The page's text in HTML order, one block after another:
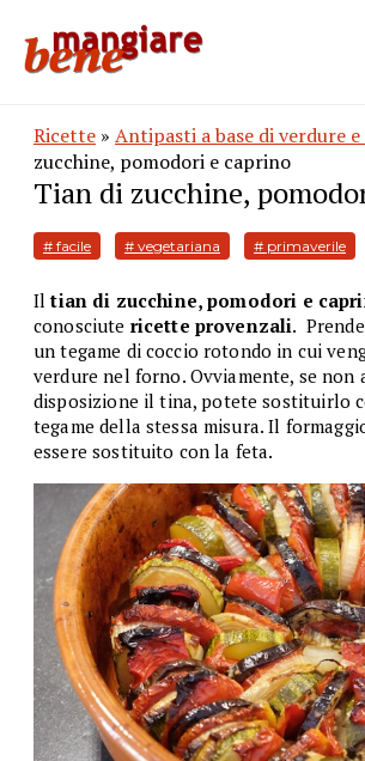
Ricette » Antipasti a base di verdure
zucchine, pomodori e caprino
Tian di zucchine,
# facile # vegetariana # primaverile
Iltian di zucchine, pomodori e
conosciute ricette provenzali.
un tegame di coccio rotondo in cui
verdure nel forno. Ovviamente, se non
disposizione il tina, potete sostituirlo
tegame della stessa misura. Il
essere sostituito con la feta.